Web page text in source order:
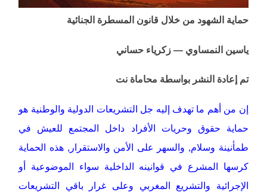
حماية الشهود من خلال قانون المسطرة الجنائية
ياسين النمساوي — زكرياء حساني
تم إعادة النشر بواسطة محاماة نت
إن من أهم ما تهدف إليه جل التشريعات الدولية والوطنية هو
حماية حقوق وحريات الأفراد داخل المجتمع للعيش في
طمأنينة وسلام, والسهر على الأمن والاستقرار, هذه الحماية
كرسها المشرع في قوانينه الداخلية سواء الموضوعية أو
الإجرائية والتشريع المغربي وعلى غرار باقي التشريعات